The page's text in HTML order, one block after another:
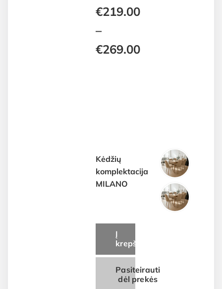
€219.00
–
€269.00
Kėdžių
komplektacija
MILANO
Į
krepšelį
Pasiteirauti
dėl prekės